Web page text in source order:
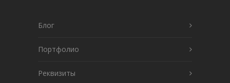
Блог
Портфолио
Реквизиты